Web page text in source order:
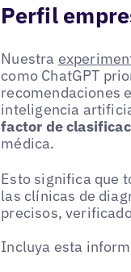
Perfil
Nuestra
como ChatGPT
recomendaciones
inteligencia
factor de
médica.
Esto significa que
las clínicas de
precisos,
Incluya esta